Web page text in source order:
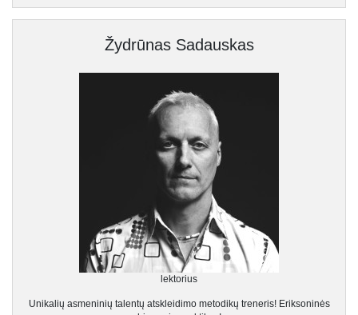
Žydrūnas Sadauskas
lektorius
Unikalių asmeninių talentų atskleidimo metodikų treneris! Eriksoninės